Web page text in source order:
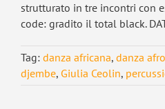
strutturato in tre incontri con
code: gradito il total black.
Tag: danza africana, danza afro
djembe, Giulia Ceolin,